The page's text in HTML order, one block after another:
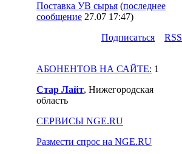
Поставка УВ сырья (последнее
сообщение 27.07 17:47)
Подпиcаться
RSS
АБОНЕНТОВ НА САЙТЕ: 1
Стар Лайт, Нижегородская
область
СЕРВИСЫ NGE.RU
Размести спрос на NGE.RU